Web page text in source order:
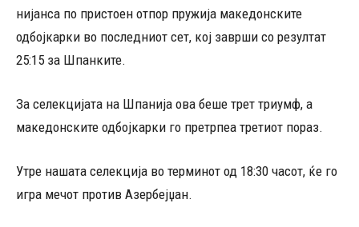
нијанса по пристоен отпор пружија македонските
одбојкарки во последниот сет, кој заврши со резултат
25:15 за Шпанките.
За селекцијата на Шпанија ова беше трет триумф, а
македонските одбојкарки го претрпеа третиот пораз.
Утре нашата селекција во терминот од 18:30 часот, ќе го
игра мечот против Азербејџан.